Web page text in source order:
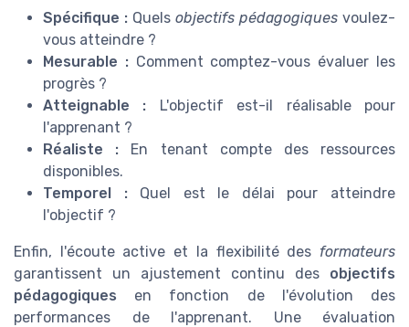
Spécifique : Quels objectifs pédagogiques voulez-
vous atteindre ?
Mesurable :Comment comptez-vous évaluer les
progrès ?
Atteignable : L'objectif est-il réalisable pour
l'apprenant ?
Réaliste : En tenant compte des ressources
disponibles.
Temporel :Quel est le délai pour atteindre
l'objectif ?
Enfin, l'écoute active et la flexibilité des formateurs
garantissent un ajustement continu des objectifs
pédagogiques en fonction de l'évolution des
performances de l'apprenant. Une évaluation